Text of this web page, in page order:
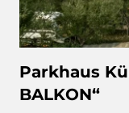
Parkhaus
BALKON“